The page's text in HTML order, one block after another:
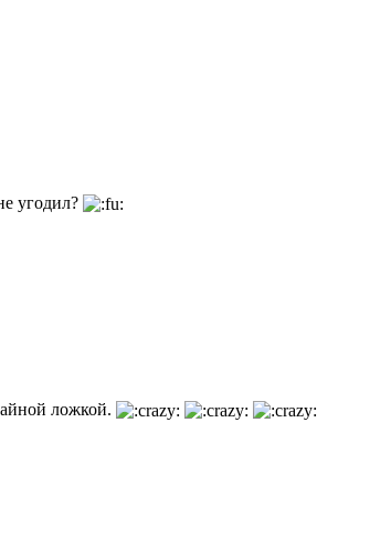
угодил?
ложкой.